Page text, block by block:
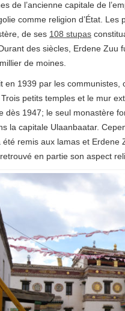
de l’ancienne capitale de
comme religion d’État.
de ses 108 stupas
des siècles, Erdene
de moines.
en 1939 par les
petits temples et le mur
dès 1947; le seul monastère
la capitale Ulaanbaatar.
remis aux lamas et
en partie son aspect